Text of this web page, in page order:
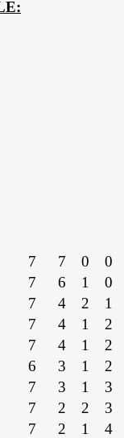
7 7 0
0
7 6 1
0
7 4 2
1
7 4 1
2
7 4 1
2
6 3 1
2
7 3 1
3
7 2 2
3
7 2 1
4